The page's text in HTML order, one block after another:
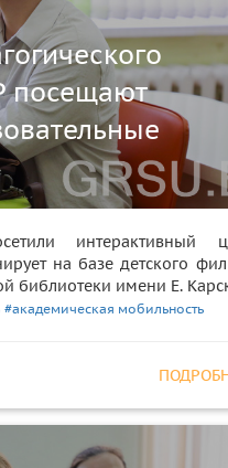
посещают
интерактивный
на базе детского
библиотеки имени Е.
#академическая мобильность